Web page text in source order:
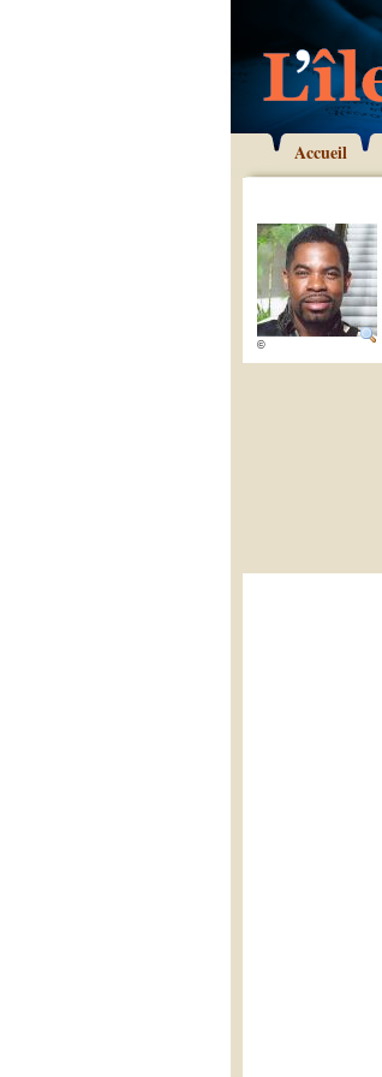
Accueil
©